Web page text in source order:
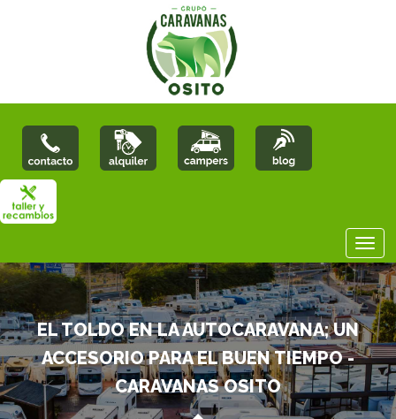
EL TOLDO EN LA AUTOCARAVANA; UN
ACCESORIO PARA EL BUEN TIEMPO -
CARAVANAS OSITO